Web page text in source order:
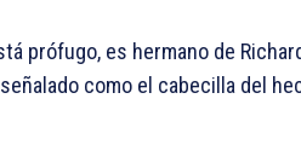
prófugo, es hermano de
como el cabecilla del